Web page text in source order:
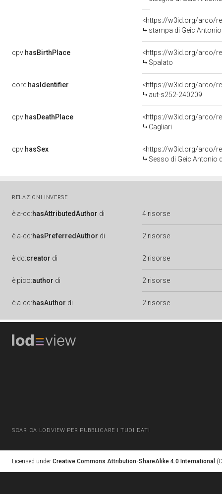
<https://w3id.org/arco/
stampa di Geic Antonio
cpv:hasBirthPlace
<https://w3id.org/arco/
Spalato
core:hasIdentifier
<https://w3id.org/arco/
aut-s252-240209
cpv:hasDeathPlace
<https://w3id.org/arco/
Cagliari
cpv:hasSex
<https://w3id.org/arco/
Sesso di Geic Antonio
RELAZIONI INVERSE
è a-cd:hasAttributedAuthor di 4 risorse
è a-cd:hasPreferredAuthor di 2 risorse
è dc:creator di 2 risorse
è pico:author di 2 risorse
è a-cd:hasAuthor di 2 risorse
SCARICA LODVIEW PER PUBBLICARE I TUOI DATI
Licensed under Creative Commons Attribution-ShareAlike 4.0 International